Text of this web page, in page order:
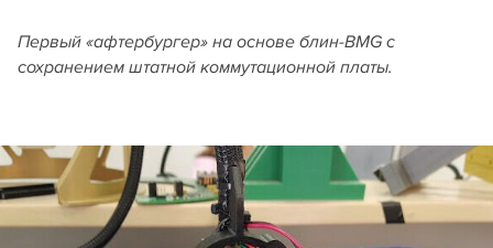
Первый «афтербургер» на основе блин-BMG с
сохранением штатной коммутационной платы.